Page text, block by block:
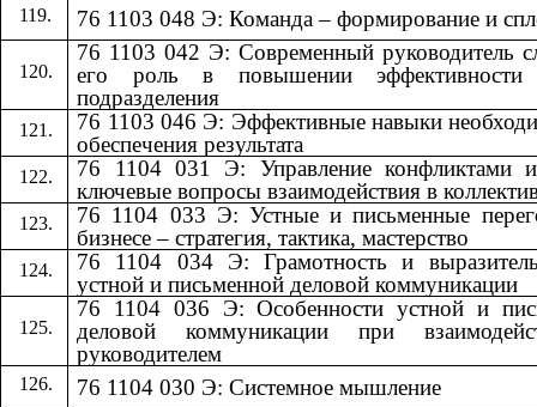
76 1103 048 Э: Команда – формирование и
76 1103 042 Э: Современный руководитель
его роль в повышении эффективности
подразделения
76 1103 046 Э: Эффективные навыки
обеспечения результата
76 1104 031 Э: Управление конфликтами
ключевые вопросы взаимодействия в
76 1104 033 Э: Устные и письменные
бизнесе – стратегия, тактика, мастерство
76 1104 034 Э: Грамотность и
устной и письменной деловой коммуникации
76 1104 036 Э: Особенности устной и
деловой коммуникации при
руководителем
76 1104 030 Э: Системное мышление